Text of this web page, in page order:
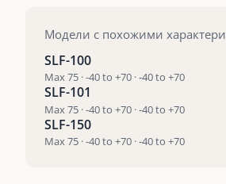
Модели с похожими
SLF-100
Max 75 · -40 to +70 · -40 to +70
SLF-101
Max 75 · -40 to +70 · -40 to +70
SLF-150
Max 75 · -40 to +70 · -40 to +70